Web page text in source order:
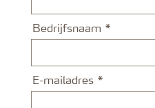
Bedrijfsnaam
E-mailadres